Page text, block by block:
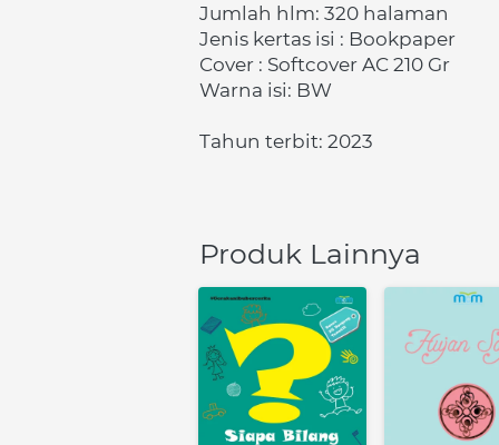
Jumlah hlm: 320 halaman
Jenis kertas isi : Bookpaper
Cover : Softcover AC 210 Gr
Warna isi: BW
Tahun terbit: 2023
Produk Lainnya